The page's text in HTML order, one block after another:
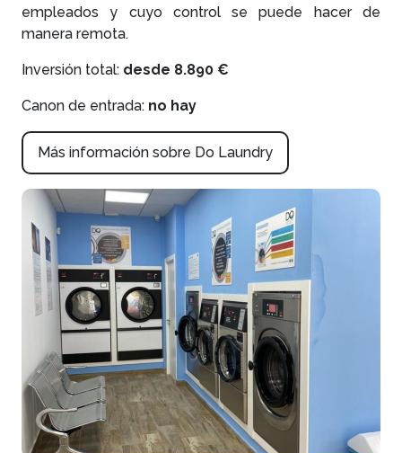
empleados y cuyo control se puede hacer de
manera remota.
Inversión total: desde 8.890 €
Canon de entrada: no hay
Más información sobre Do Laundry